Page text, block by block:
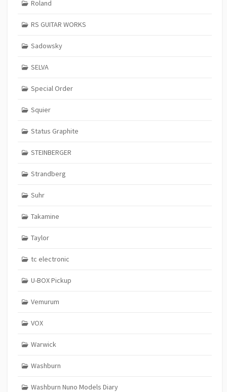
Roland
RS GUITAR WORKS
Sadowsky
SELVA
Special Order
Squier
Status Graphite
STEINBERGER
Strandberg
Suhr
Takamine
Taylor
tc electronic
U-BOX Pickup
Vemurum
VOX
Warwick
Washburn
Washburn Nuno Models Diary